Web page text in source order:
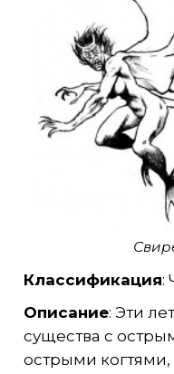
Классификация:
Описание: Эти
существа с
острыми